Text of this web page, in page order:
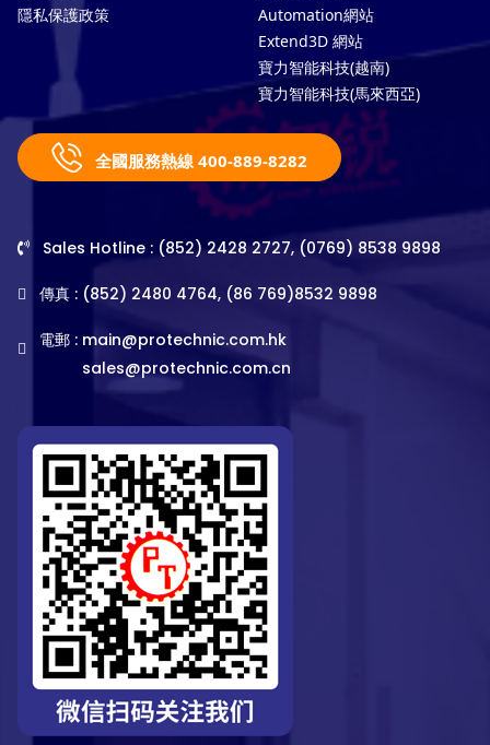
隱私保護政策
Automation網站
Extend3D 網站
寶力智能科技(越南)
寶力智能科技(馬來西亞)
全國服務熱線 400-889-8282
Sales Hotline : (852) 2428 2727, (0769) 8538 9898
傳真 : (852) 2480 4764, (86 769)8532 9898
電郵 : main@protechnic.com.hk
sales@protechnic.com.cn